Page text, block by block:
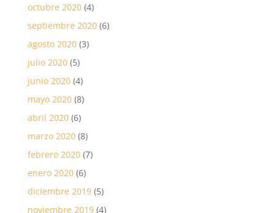
octubre 2020(4)
septiembre 2020(6)
agosto 2020(3)
julio 2020(5)
junio 2020(4)
mayo 2020(8)
abril 2020(6)
marzo 2020(8)
febrero 2020(7)
enero 2020(6)
diciembre 2019(5)
noviembre 2019(4)